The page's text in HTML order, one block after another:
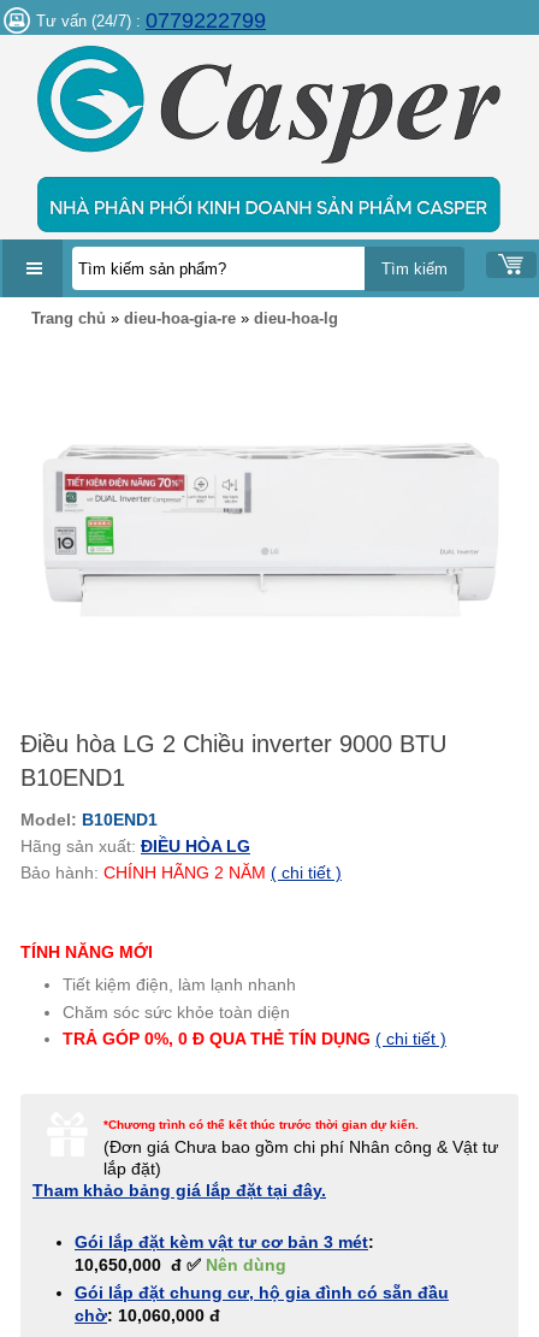
Tư vấn (24/7) : 0779222799
DANH
Trang chủ » dieu-hoa-gia-re » dieu-hoa-lg
Điều hòa LG 2 Chiều inverter 9000 BTU
B10END1
Model: B10END1
Hãng sản xuất: ĐIỀU HÒA LG
Bảo hành: CHÍNH HÃNG 2 NĂM ( chi tiết )
TÍNH NĂNG MỚI
Tiết kiệm điện, làm lạnh nhanh
Chăm sóc sức khỏe toàn diện
TRẢ GÓP 0%, 0 Đ QUA THẺ TÍN DỤNG ( chi tiết )
*Chương trình có thể kết thúc trước thời gian dự kiến.
(Đơn giáChưa bao gồm chi phí Nhân công & Vật tư
lắp đặt)
Tham khảo bảng giá lắp đặt tại đây.
Gói lắp đặt kèm vật tư cơ bản 3 mét:
10,650,000 đ ✅ Nên dùng
Gói lắp đặt chung cư, hộ gia đình có sẵn đầu
chờ: 10,060,000 đ